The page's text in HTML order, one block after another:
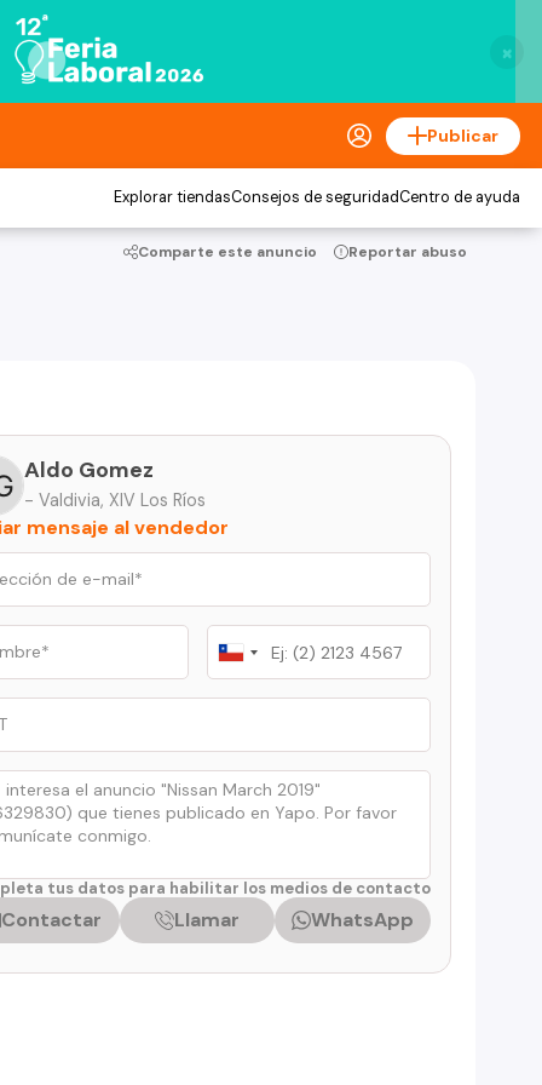
×
Publicar
Explorar tiendasConsejos de seguridadCentro de ayuda
Comparte este anuncio Reportar abuso
Aldo Gomez
- Valdivia, XIV Los Ríos
mensaje al vendedor
Chile
+56
tus datos para habilitar los medios de contacto
Contactar Llamar WhatsApp